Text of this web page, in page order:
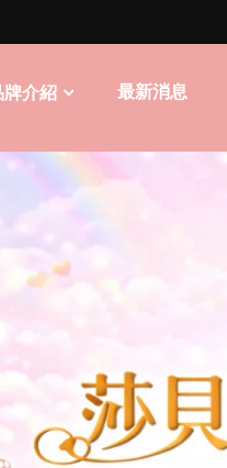
牌介紹 最新消息